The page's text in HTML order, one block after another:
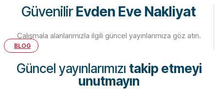
GüvenilirEvden Eve Nakliyat
Çalışmala alanlarımızla ilgili güncel yayınlarımıza göz atın.
BLOG
Güncel yayınlarımızı takip etmeyi
unutmayın